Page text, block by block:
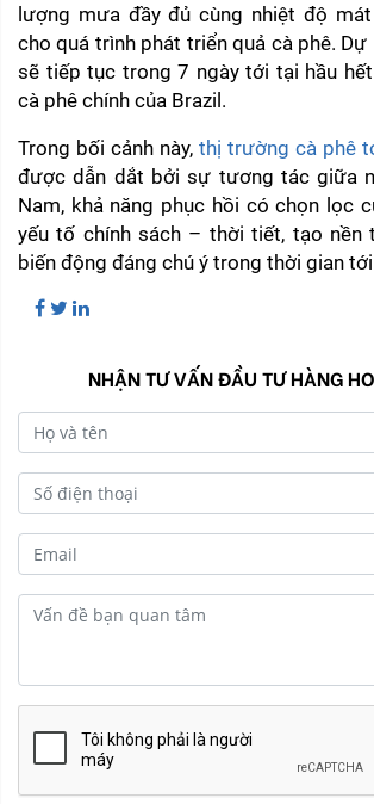
lượng mưa đầy đủ cùng nhiệt độ
cho quá trình phát triển quả cà phê.
sẽ tiếp tục trong 7 ngày tới tại hầu
cà phê chính của Brazil.
Trong bối cảnh này, thị trường cà phê
được dẫn dắt bởi sự tương tác giữa
Nam, khả năng phục hồi có chọn lọc
yếu tố chính sách – thời tiết, tạo nền
biến động đáng chú ý trong thời gian
NHẬN TƯ VẤN ĐẦU TƯ HÀNG